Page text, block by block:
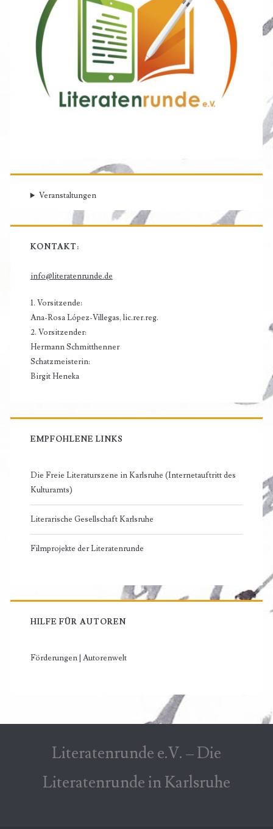
Veranstaltungen
KONTAKT:
info@literatenrunde.de
1. Vorsitzende:
Ana-Rosa López-Villegas, lic.rer.reg.
2. Vorsitzender:
Hermann Schmitthenner
Schatzmeisterin:
Birgit Heneka
EMPFOHLENE LINKS
Die Freie Literaturszene in Karlsruhe (Internetauftritt des
Kulturamts)
Literarische Gesellschaft Karlsruhe
Filmprojekte der Literatenrunde
HILFE FÜR AUTOREN
Förderungen | Autorenwelt
Literatenrunde e.V. – Die
Literatenrunde in Karlsruhe